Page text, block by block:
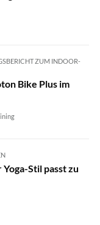
ZUM INDOOR-
Bike Plus im
Stil passt zu